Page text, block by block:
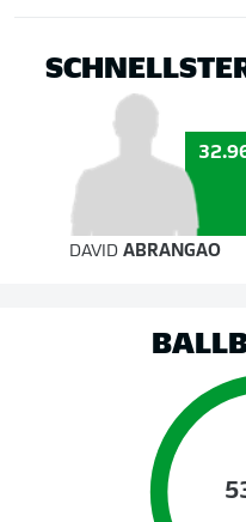
DAVID ABRANGAO